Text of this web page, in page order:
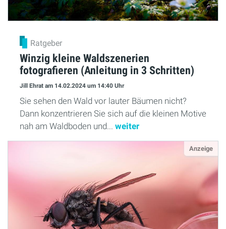
Ratgeber
Winzig kleine Waldszenerien
fotografieren (Anleitung in 3 Schritten)
Jill Ehrat am 14.02.2024 um 14:40 Uhr
Sie sehen den Wald vor lauter Bäumen nicht?
Dann konzentrieren Sie sich auf die kleinen Motive
nah am Waldboden und... weiter
Anzeige